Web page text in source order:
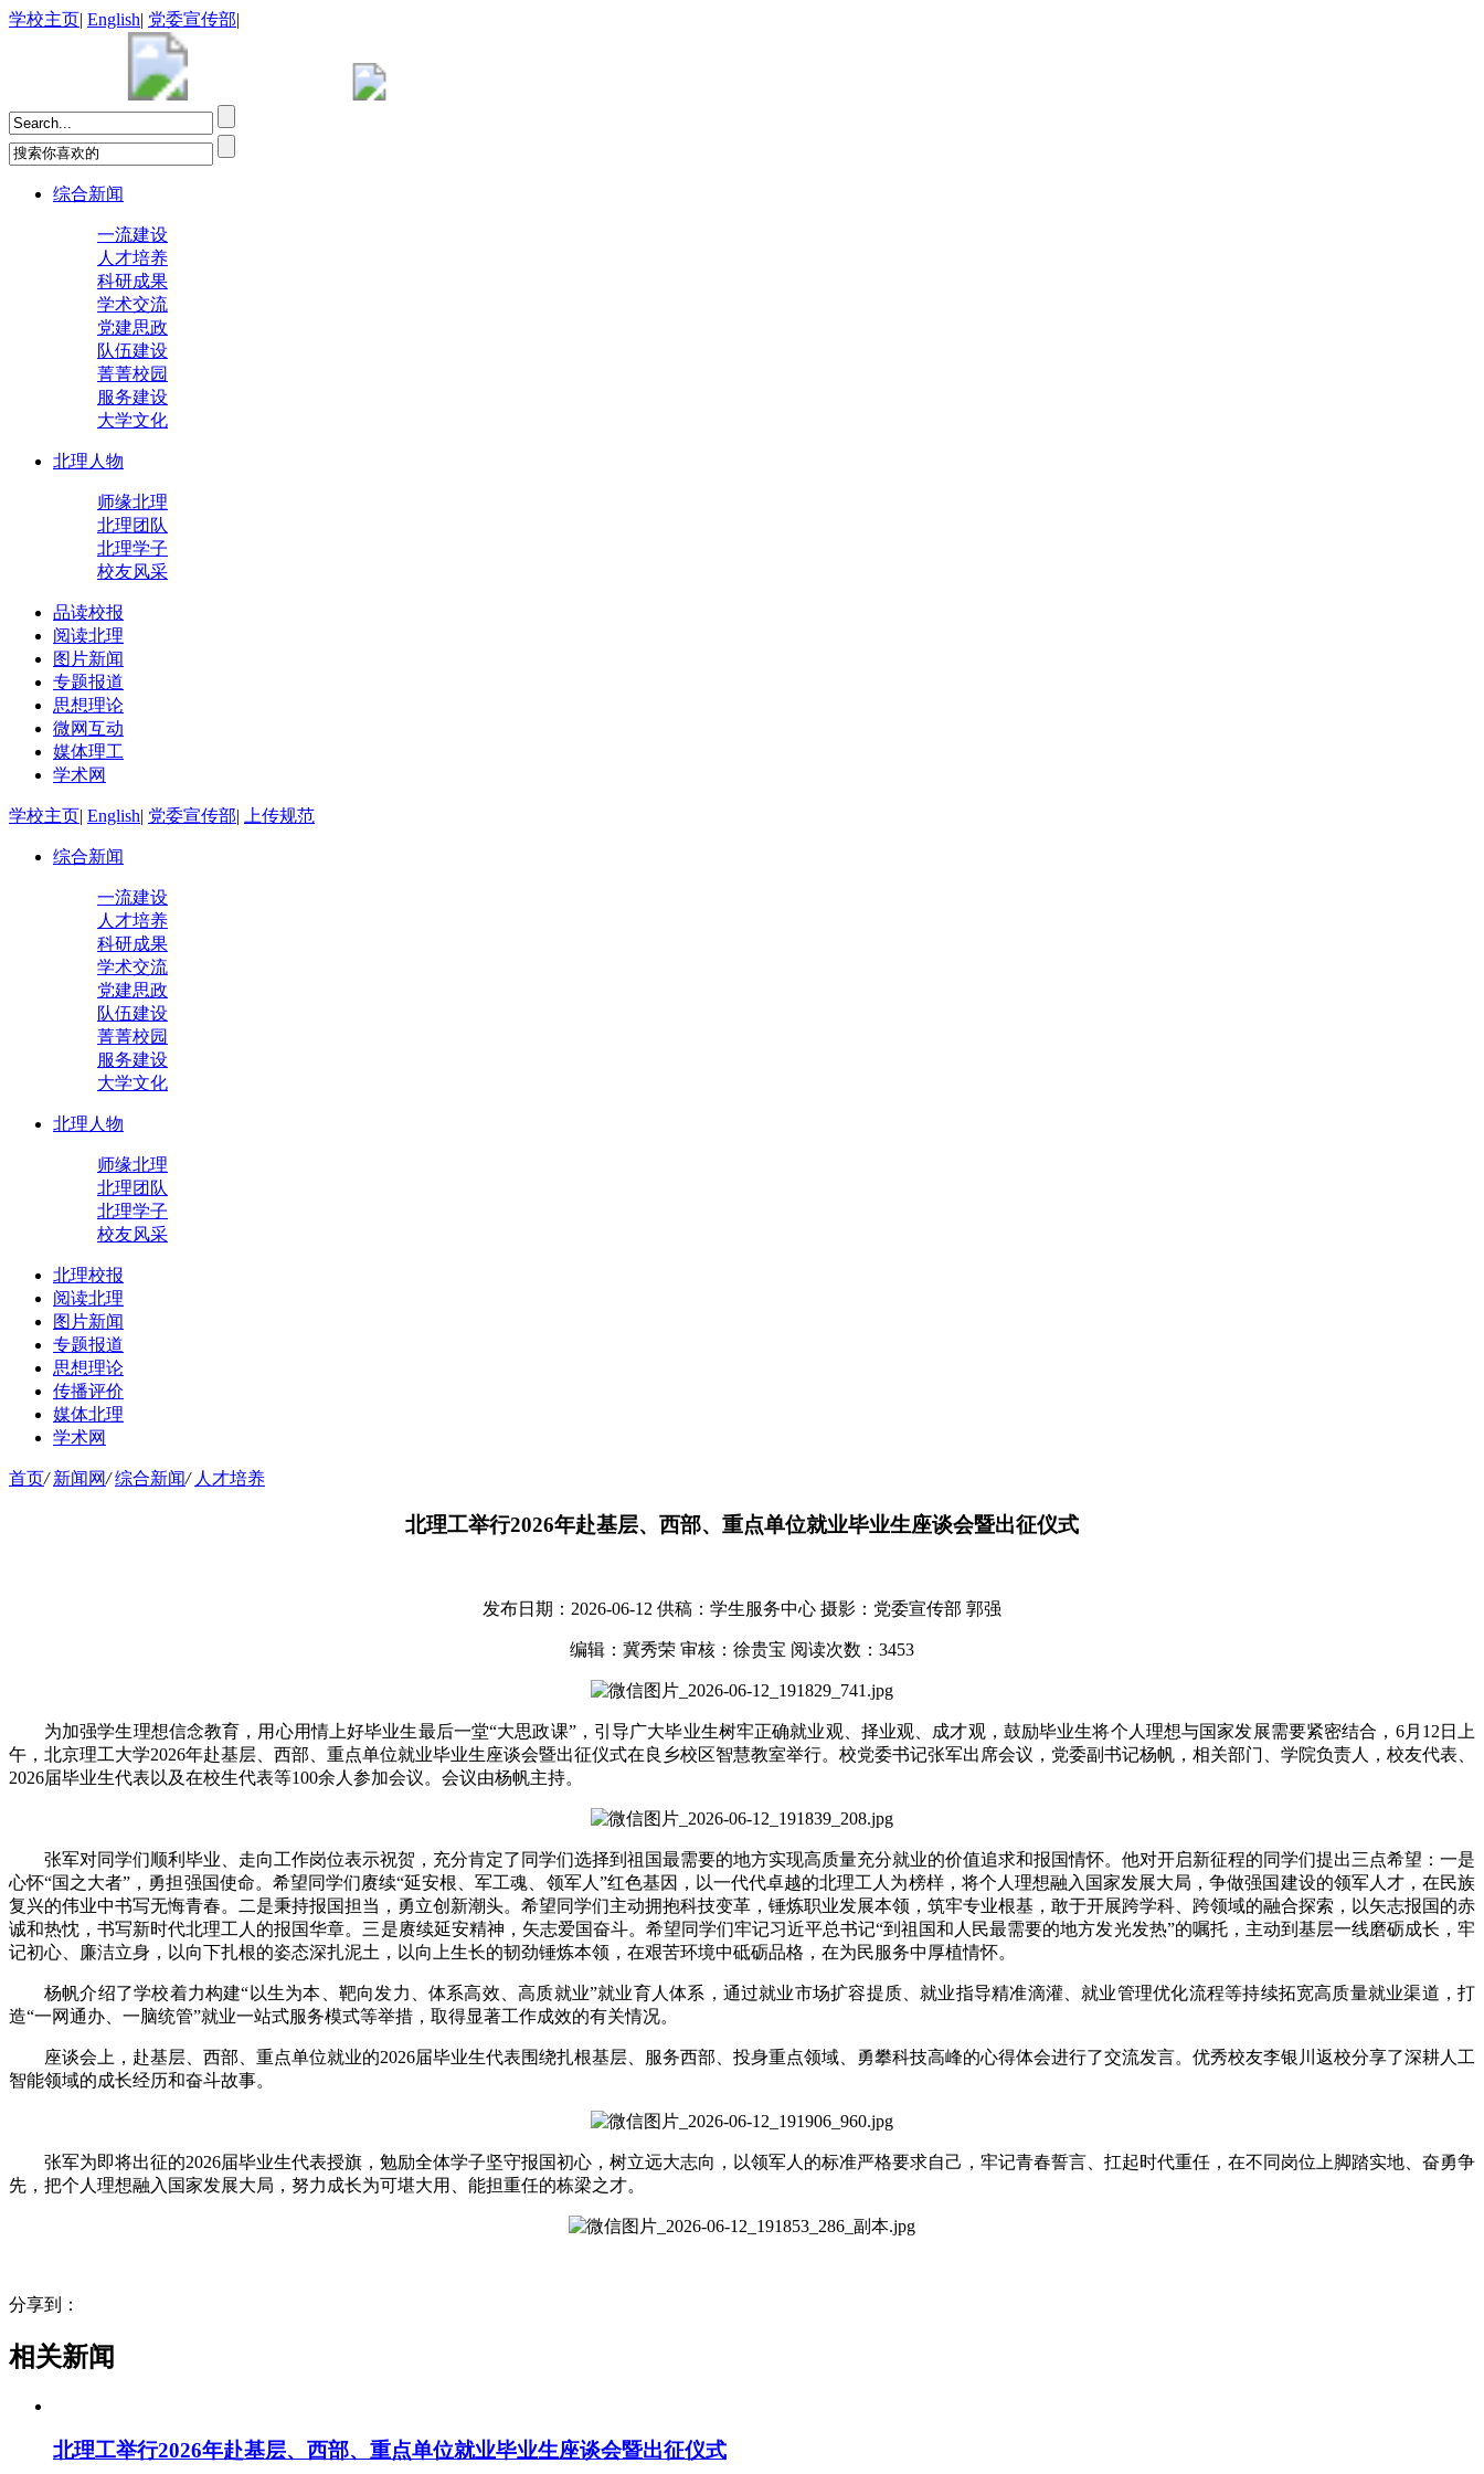
学校主页| English| 党委宣传部|
综合新闻
一流建设
人才培养
科研成果
学术交流
党建思政
队伍建设
菁菁校园
服务建设
大学文化
北理人物
师缘北理
北理团队
北理学子
校友风采
品读校报
阅读北理
图片新闻
专题报道
思想理论
微网互动
媒体理工
学术网
学校主页| English| 党委宣传部| 上传规范
综合新闻
一流建设
人才培养
科研成果
学术交流
党建思政
队伍建设
菁菁校园
服务建设
大学文化
北理人物
师缘北理
北理团队
北理学子
校友风采
北理校报
阅读北理
图片新闻
专题报道
思想理论
传播评价
媒体北理
学术网
首页/ 新闻网/ 综合新闻/ 人才培养
北理工举行2026年赴基层、西部、重点单位就业毕业生座谈会暨出征仪式
发布日期：2026-06-12 供稿：学生服务中心 摄影：党委宣传部 郭强
编辑：冀秀荣 审核：徐贵宝 阅读次数： 3453
为加强学生理想信念教育，用心用情上好毕业生最后一堂“大思政课”，引导广大毕业生树牢正确就业观、择业观、成才观，鼓励毕业生将个人理想与国家发展需要紧密结合，6月12日上
午，北京理工大学2026年赴基层、西部、重点单位就业毕业生座谈会暨出征仪式在良乡校区智慧教室举行。校党委书记张军出席会议，党委副书记杨帆，相关部门、学院负责人，校友代表、
2026届毕业生代表以及在校生代表等100余人参加会议。会议由杨帆主持。
张军对同学们顺利毕业、走向工作岗位表示祝贺，充分肯定了同学们选择到祖国最需要的地方实现高质量充分就业的价值追求和报国情怀。他对开启新征程的同学们提出三点希望：一是
心怀“国之大者”，勇担强国使命。希望同学们赓续“延安根、军工魂、领军人”红色基因，以一代代卓越的北理工人为榜样，将个人理想融入国家发展大局，争做强国建设的领军人才，在民族
复兴的伟业中书写无悔青春。二是秉持报国担当，勇立创新潮头。希望同学们主动拥抱科技变革，锤炼职业发展本领，筑牢专业根基，敢于开展跨学科、跨领域的融合探索，以矢志报国的赤
诚和热忱，书写新时代北理工人的报国华章。三是赓续延安精神，矢志爱国奋斗。希望同学们牢记习近平总书记“到祖国和人民最需要的地方发光发热”的嘱托，主动到基层一线磨砺成长，牢
记初心、廉洁立身，以向下扎根的姿态深扎泥土，以向上生长的韧劲锤炼本领，在艰苦环境中砥砺品格，在为民服务中厚植情怀。
杨帆介绍了学校着力构建“以生为本、靶向发力、体系高效、高质就业”就业育人体系，通过就业市场扩容提质、就业指导精准滴灌、就业管理优化流程等持续拓宽高质量就业渠道，打
造“一网通办、一脑统管”就业一站式服务模式等举措，取得显著工作成效的有关情况。
座谈会上，赴基层、西部、重点单位就业的2026届毕业生代表围绕扎根基层、服务西部、投身重点领域、勇攀科技高峰的心得体会进行了交流发言。优秀校友李银川返校分享了深耕人工
智能领域的成长经历和奋斗故事。
张军为即将出征的2026届毕业生代表授旗，勉励全体学子坚守报国初心，树立远大志向，以领军人的标准严格要求自己，牢记青春誓言、扛起时代重任，在不同岗位上脚踏实地、奋勇争
先，把个人理想融入国家发展大局，努力成长为可堪大用、能担重任的栋梁之才。
分享到：
相关新闻
北理工举行2026年赴基层、西部、重点单位就业毕业生座谈会暨出征仪式